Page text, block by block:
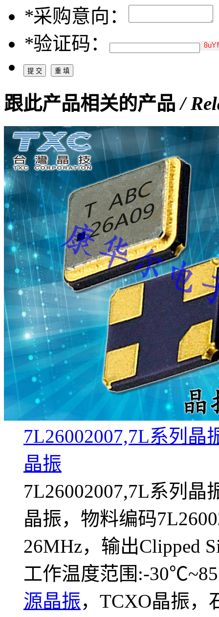
*采购意向：
*验证码：
跟此产品相关的产品/
7L26002007,7L系列晶
晶振
7L26002007,7L系列晶
晶振，物料编码
26MHz，输出Clipped
工作温度范围:-
源晶振，TCXO晶振，